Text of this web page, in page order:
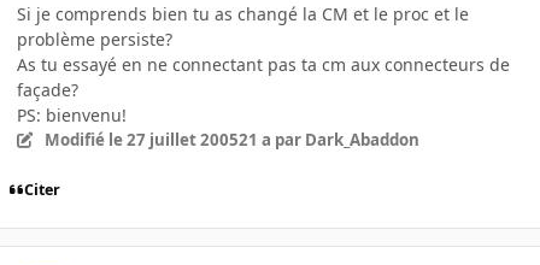
Si je comprends bien tu as changé la CM et le proc et le
problème persiste?
As tu essayé en ne connectant pas ta cm aux connecteurs de
façade?
PS: bienvenu!
Modifié le 27 juillet 200521 a par Dark_Abaddon
Citer